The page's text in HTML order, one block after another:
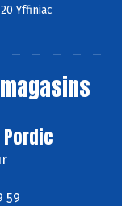
Yffiniac
59